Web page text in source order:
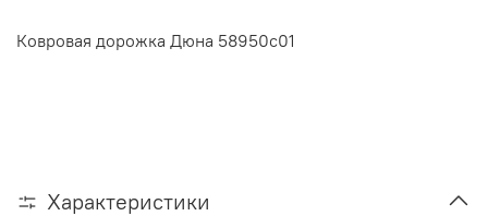
Ковровая дорожка Дюна 58950c01
Характеристики